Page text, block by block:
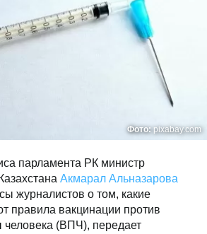
Фото:pixabay.com
парламента РК министр
Акмарал Альназарова
журналистов о том, какие
правила вакцинации против
(ВПЧ), передает